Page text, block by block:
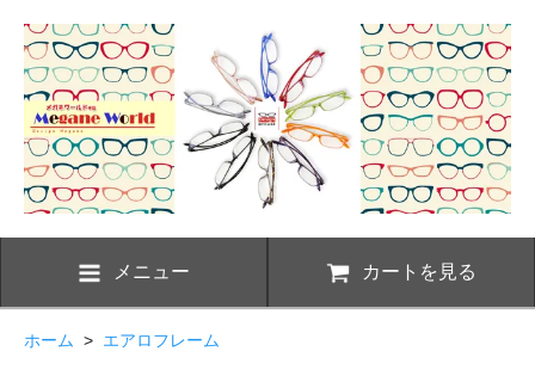
メニュー カートを見る
ホーム > エアロフレーム